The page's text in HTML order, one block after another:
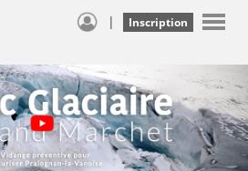
| Inscription